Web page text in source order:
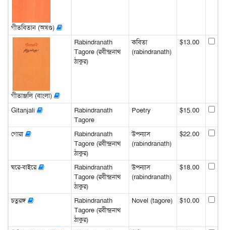
গীতবিতান (অখণ্ড)
গীতাঞ্জলি (বাংলা)
Rabindranath
Tagore (রবীন্দ্রনাথ
ঠাকুর)
কবিতা
(rabindranath)
$13.00
Gitanjali
Rabindranath
Tagore
Poetry $15.00
গোরা
Rabindranath
Tagore (রবীন্দ্রনাথ
ঠাকুর)
উপন্যাস
(rabindranath)
$22.00
ঘরে-বাইরে
Rabindranath
Tagore (রবীন্দ্রনাথ
ঠাকুর)
উপন্যাস
(rabindranath)
$18.00
চতুরঙ্গ
Rabindranath
Tagore (রবীন্দ্রনাথ
ঠাকুর)
Novel (tagore) $10.00